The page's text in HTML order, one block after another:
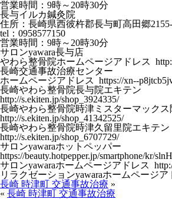
営業時間：9時～20時30分
長与イルカ鍼灸院
住所：長崎県西彼杵郡長与町高田郷
tel：0958577150
営業時間：9時～20時30分
サロンyawara長与店
やわら整骨院ホームページアドレス
長崎交通事故治療センター
ホームページアドレス https://xn--
長崎やわら整骨院長与院エキテン
http://s.ekiten.jp/shop_3924335/
長崎やわら整骨院時津ミスターマックス
http://s.ekiten.jp/shop_41342525/
長崎やわら整骨院時津久留里院エキテン
http://s.ekiten.jp/shop_6707729/
サロンyawaraホットペッパー
https://beauty.hotpepper.jp/smartphone/kr/
サロンyawaraホームページアドレス
リラクゼーションyawaraホームページア
長崎 時津町 交通事故治療 »
« 長崎 時津町 交通事故治療